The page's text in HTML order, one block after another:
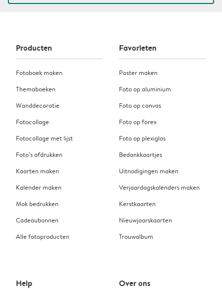
Producten
Fotoboek maken
Themaboeken
Wanddecoratie
Fotocollage
Fotocollage met lijst
Foto’s afdrukken
Kaarten maken
Kalender maken
Mok bedrukken
Cadeaubonnen
Alle fotoproducten
Favorieten
Poster maken
Foto op aluminium
Foto op canvas
Foto op forex
Foto op plexiglas
Bedankkaartjes
Uitnodigingen maken
Verjaardagskalenders maken
Kerstkaarten
Nieuwjaarskaarten
Trouwalbum
Help Over ons